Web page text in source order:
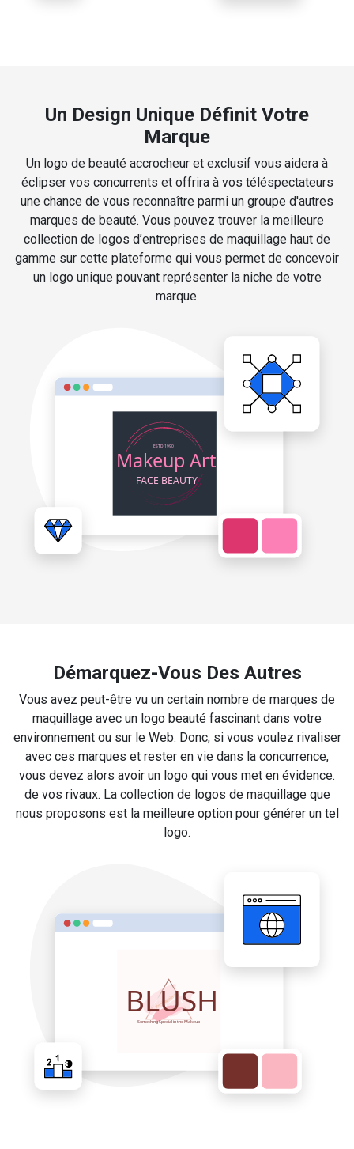
Un Design Unique Définit Votre
Marque
Un logo de beauté accrocheur et exclusif vous aidera à
éclipser vos concurrents et offrira à vos téléspectateurs
une chance de vous reconnaître parmi un groupe d'autres
marques de beauté. Vous pouvez trouver la meilleure
collection de logos d’entreprises de maquillage haut de
gamme sur cette plateforme qui vous permet de concevoir
un logo unique pouvant représenter la niche de votre
marque.
Démarquez-Vous Des Autres
Vous avez peut-être vu un certain nombre de marques de
maquillage avec un logo beauté fascinant dans votre
environnement ou sur le Web. Donc, si vous voulez rivaliser
avec ces marques et rester en vie dans la concurrence,
vous devez alors avoir un logo qui vous met en évidence.
de vos rivaux. La collection de logos de maquillage que
nous proposons est la meilleure option pour générer un tel
logo.